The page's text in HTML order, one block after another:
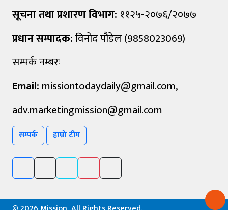
सूचना तथा प्रशारण विभाग: ११२५-२०७६/२०७७
प्रधान सम्पादक:विनोद पौडेल (9858023069)
सम्पर्क नम्बरः
Email: missiontodaydaily@gmail.com,
adv.marketingmission@gmail.com
सम्पर्क हाम्रो टीम